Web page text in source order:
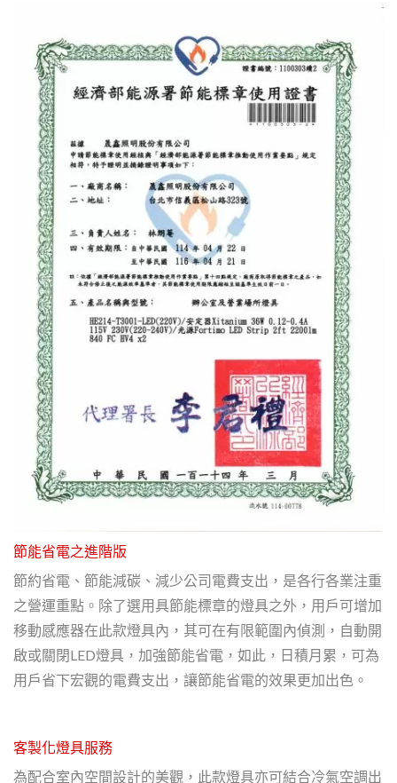
節能省電之進階版
節約省電、節能減碳、減少公司電費支出，是各行各業注重
之營運重點。除了選用具節能標章的燈具之外，用戶可增加
移動感應器在此款燈具內，其可在有限範圍內偵測，自動開
啟或關閉LED燈具，加強節能省電，如此，日積月累，可為
用戶省下宏觀的電費支出，讓節能省電的效果更加出色。
客製化燈具服務
為配合室內空間設計的美觀，此款燈具亦可結合冷氣空調出